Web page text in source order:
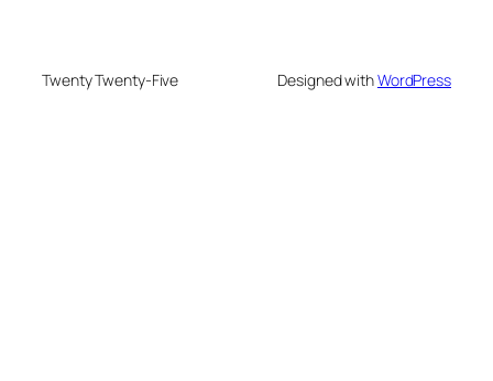
Twenty Twenty-Five Designed withWordPress